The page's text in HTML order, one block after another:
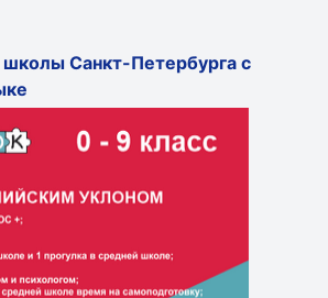
школы Санкт-Петербурга с